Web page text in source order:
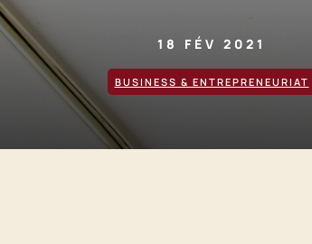
18 FÉV 2021
BUSINESS & ENTREPRENEURIAT